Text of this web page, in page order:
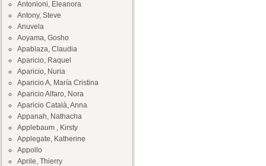
Antonioni, Eleanora
Antony, Steve
Anuvela
Aoyama, Gosho
Apablaza, Claudia
Aparicio, Raquel
Aparicio, Nuria
Aparicio A, María Cristina
Aparicio Alfaro, Nora
Aparicio Català, Anna
Appanah, Nathacha
Applebaum , Kirsty
Applegate, Katherine
Appollo
Aprile, Thierry